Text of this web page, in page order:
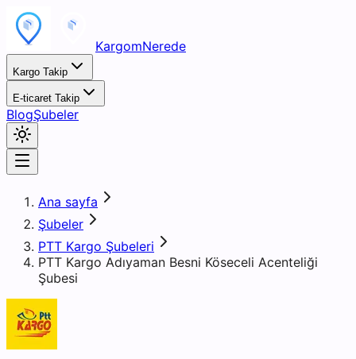
KargomNerede
Kargo Takip
E-ticaret Takip
BlogŞubeler
Ana sayfa
Şubeler
PTT Kargo Şubeleri
PTT Kargo Adıyaman Besni Köseceli Acenteliği
Şubesi